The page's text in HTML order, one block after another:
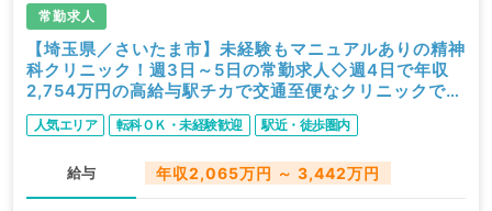
常勤求人
【埼玉県／さいたま市】未経験もマニュアルありの精神
科クリニック！週3日～5日の常勤求人◇週4日で年収
2,754万円の高給与駅チカで交通至便なクリニックでの
外来、問診のお仕事です★院長として勤務可能な方歓
迎★非指定医の先生も相談可能（心療内科・精神科／
人気エリア 転科ＯＫ・未経験歓迎 駅近・徒歩圏内
給与 年収2,065万円 ～ 3,442万円